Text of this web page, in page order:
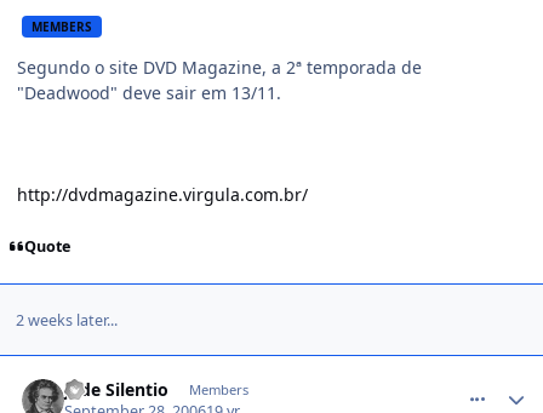
MEMBERS
Segundo o site DVD Magazine, a 2ª temporada de
"Deadwood" deve sair em 13/11.
http://dvdmagazine.virgula.com.br/
Quote
2 weeks later...
J. de Silentio Members